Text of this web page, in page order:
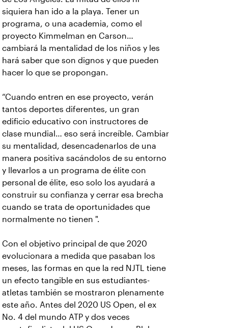
siquiera han ido a la playa. Tener un
programa, o una academia, como el
proyecto Kimmelman en Carson…
cambiará la mentalidad de los niños y les
hará saber que son dignos y que pueden
hacer lo que se propongan.
“Cuando entren en ese proyecto, verán
tantos deportes diferentes, un gran
edificio educativo con instructores de
clase mundial… eso será increíble. Cambiar
su mentalidad, desencadenarlos de una
manera positiva sacándolos de su entorno
y llevarlos a un programa de élite con
personal de élite, eso solo los ayudará a
construir su confianza y cerrar esa brecha
cuando se trata de oportunidades que
normalmente no tienen ".
Con el objetivo principal de que 2020
evolucionara a medida que pasaban los
meses, las formas en que la red NJTL tiene
un efecto tangible en sus estudiantes-
atletas también se mostraron plenamente
este año. Antes del 2020 US Open, el ex
No. 4 del mundo ATP y dos veces